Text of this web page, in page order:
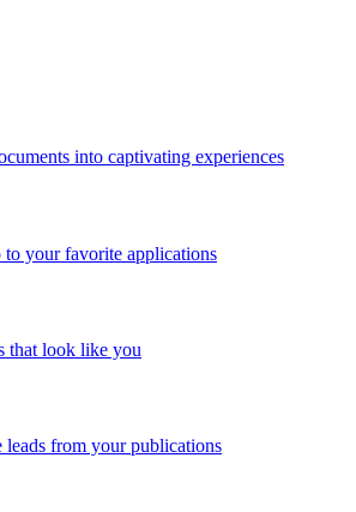
into captivating experiences
to your favorite applications
that look like you
leads from your publications